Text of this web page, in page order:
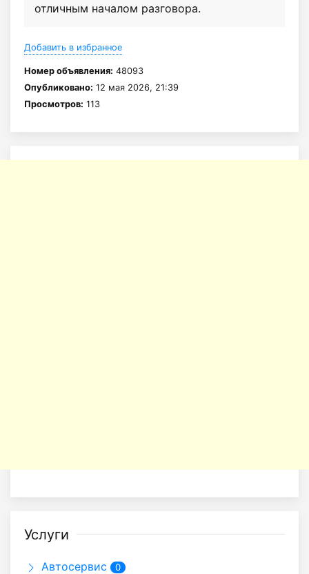
отличным началом разговора.
Добавить в избранное
Номер объявления: 48093
Опубликовано: 12 мая 2026, 21:39
Просмотров: 113
Услуги
Автосервис 0